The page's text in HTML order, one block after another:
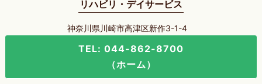
リハビリ・デイサービス
神奈川県川崎市高津区新作3-1-4
TEL: 044-862-8700
（ホーム）